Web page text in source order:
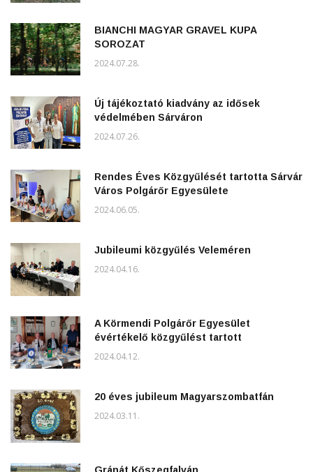
BIANCHI MAGYAR GRAVEL KUPA
SOROZAT
2024.07.28.
Új tájékoztató kiadvány az idősek
védelmében Sárváron
2024.07.26.
Rendes Éves Közgyűlését tartotta Sárvár
Város Polgárőr Egyesülete
2024.06.05.
Jubileumi közgyűlés Veleméren
2024.04.16.
A Körmendi Polgárőr Egyesület
évértékelő közgyűlést tartott
2024.04.12.
20 éves jubileum Magyarszombatfán
2024.03.11.